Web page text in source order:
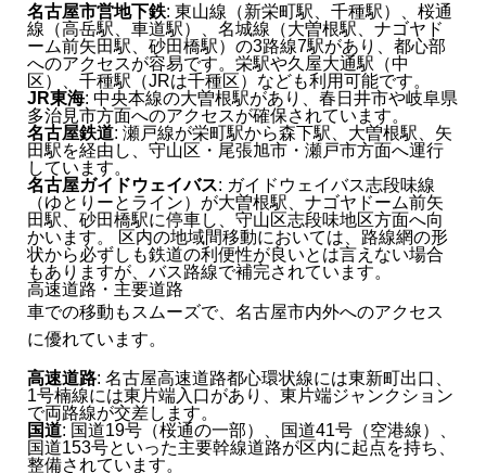
名古屋市営地下鉄: 東山線（新栄町駅、千種駅）、桜通
線（高岳駅、車道駅）、名城線（大曽根駅、ナゴヤド
ーム前矢田駅、砂田橋駅）の3路線7駅があり、都心部
へのアクセスが容易です。栄駅や久屋大通駅（中
区）、千種駅（JRは千種区）なども利用可能です。
JR東海: 中央本線の大曽根駅があり、春日井市や岐阜県
多治見市方面へのアクセスが確保されています。
名古屋鉄道: 瀬戸線が栄町駅から森下駅、大曽根駅、矢
田駅を経由し、守山区・尾張旭市・瀬戸市方面へ運行
しています。
名古屋ガイドウェイバス: ガイドウェイバス志段味線
（ゆとりーとライン）が大曽根駅、ナゴヤドーム前矢
田駅、砂田橋駅に停車し、守山区志段味地区方面へ向
かいます。 区内の地域間移動においては、路線網の形
状から必ずしも鉄道の利便性が良いとは言えない場合
もありますが、バス路線で補完されています。
高速道路・主要道路
車での移動もスムーズで、名古屋市内外へのアクセス
に優れています。
高速道路: 名古屋高速道路都心環状線には東新町出口、
1号楠線には東片端入口があり、東片端ジャンクション
で両路線が交差します。
国道: 国道19号（桜通の一部）、国道41号（空港線）、
国道153号といった主要幹線道路が区内に起点を持ち、
整備されています。